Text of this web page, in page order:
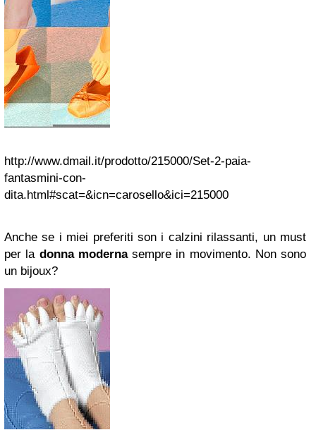
http://www.dmail.it/prodotto/215000/Set-2-paia-
fantasmini-con-
dita.html#scat=&icn=carosello&ici=215000
Anche se i miei preferiti son i calzini rilassanti, un must
per la donna modernasempre in movimento. Non sono
un bijoux?